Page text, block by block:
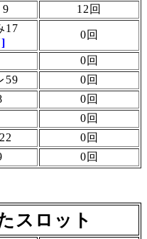
9 12回
17
0回
0回
59
0回
0回
0回
0回
0回
スロット